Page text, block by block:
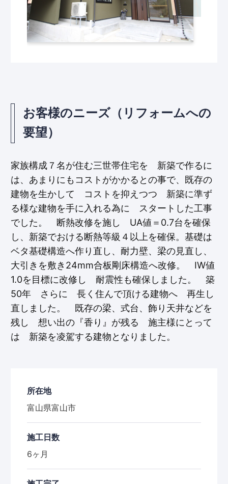
お客様のニーズ（リフォームへの
要望）
家族構成７名が住む三世帯住宅を 新築で作るに
は、あまりにもコストがかかるとの事で、既存の
建物を生かして コストを抑えつつ 新築に準ず
る様な建物を手に入れる為に スタートした工事
でした。 断熱改修を施し UA値＝0.7台を確保
し、新築でおける断熱等級４以上を確保。基礎は
ベタ基礎構造へ作り直し、耐力壁、梁の見直し、
大引きを敷き24mm合板剛床構造へ改修。 IW値
1.0を目標に改修し 耐震性も確保しました。 築
50年 さらに 長く住んで頂ける建物へ 再生し
直しました。 既存の梁、式台、飾り天井などを
残し 想い出の『香り』が残る 施主様にとって
は 新築を凌駕する建物となりました。
所在地
富山県富山市
施工日数
6ヶ月